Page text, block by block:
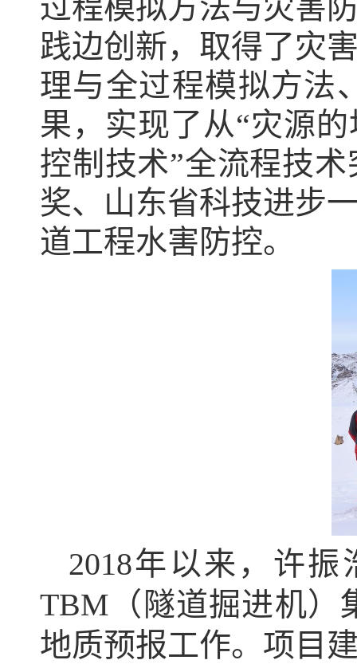
过程模拟方法与灾害
践边创新，取得了灾
理与全过程模拟方法
果，实现了从“灾源
控制技术”全流程技
奖、山东省科技进步
道工程水害防控。
2018年以来，许
TBM（隧道掘进机
地质预报工作。项目